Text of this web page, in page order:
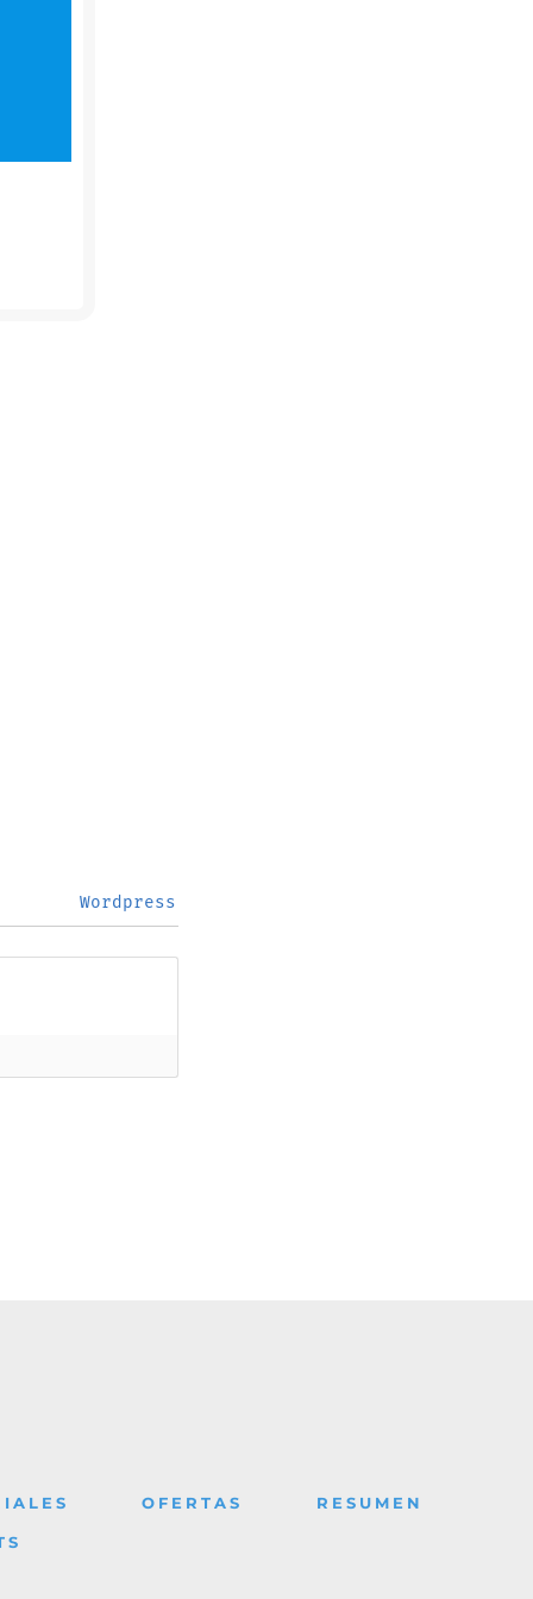
Wordpress
OFERTAS RESUMEN